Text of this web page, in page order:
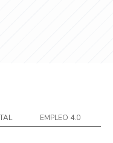
EMPLEO 4.0